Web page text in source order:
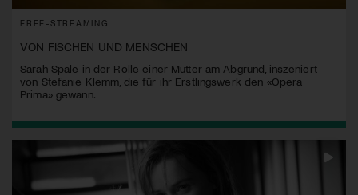
FREE-STREAMING
VON FISCHEN UND MENSCHEN
Sarah Spale in der Rolle einer Mutter am Abgrund, inszeniert
von Stefanie Klemm, die für ihr Erstlingswerk den «Opera
Prima» gewann.